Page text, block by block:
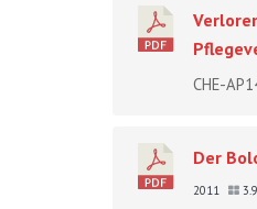
CHE-
Der
2011